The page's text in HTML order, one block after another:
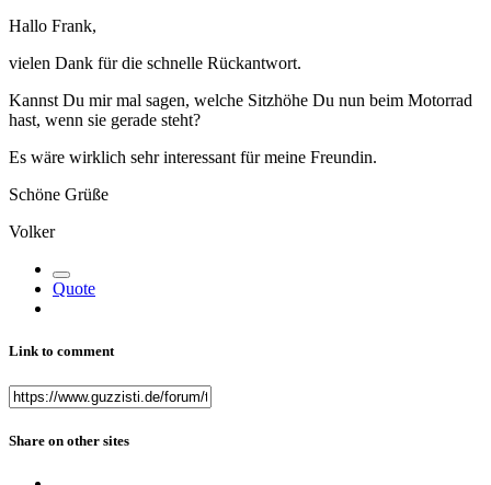
Hallo Frank,
vielen Dank für die schnelle Rückantwort.
Kannst Du mir mal sagen, welche Sitzhöhe Du nun beim Motorrad
hast, wenn sie gerade steht?
Es wäre wirklich sehr interessant für meine Freundin.
Schöne Grüße
Volker
Quote
Link to comment
Share on other sites